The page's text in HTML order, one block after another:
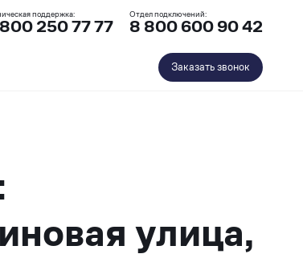
поддержка:
250 77 77
Отдел подключений:
8 800 600 90 42
Заказать звонок
улица,